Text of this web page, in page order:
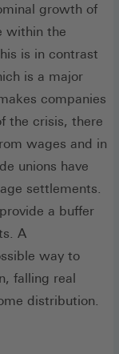
growth of
within the
is in contrast
is a major
companies
the crisis, there
wages and in
unions have
settlements.
a buffer
A
way to
falling real
distribution.